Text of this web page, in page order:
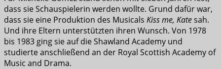
dass sie Schauspielerin werden wollte. Grund dafür war,
dass sie eine Produktion des Musicals Kiss me, Katesah.
Und ihre Eltern unterstützten ihren Wunsch. Von 1978
bis 1983 ging sie auf die Shawland Academy und
studierte anschließend an der Royal Scottish Academy of
Music and Drama.